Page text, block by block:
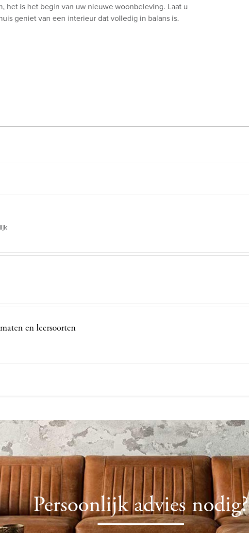
het is het begin van uw nieuwe woonbeleving. Laat u
geniet van een interieur dat volledig in balans is.
en leersoorten
Persoonlijk advies nodig?